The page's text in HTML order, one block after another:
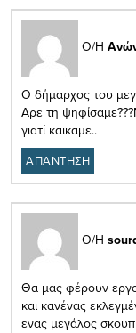
Ο/Η
Ο δήμαρχος του
Αρε τη
γιατί καικαμε..
ΑΠΑΝΤΗΣΗ
Ο/Η
Θα μας φέρουν
και κανένας
ενας μεγάλος